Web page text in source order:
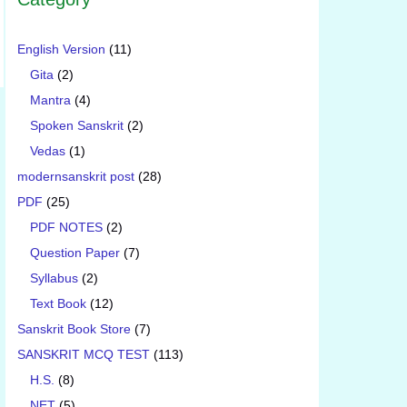
English Version (11)
Gita (2)
Mantra (4)
Spoken Sanskrit (2)
Vedas (1)
modernsanskrit post (28)
PDF (25)
PDF NOTES (2)
Question Paper (7)
Syllabus (2)
Text Book (12)
Sanskrit Book Store (7)
SANSKRIT MCQ TEST (113)
H.S. (8)